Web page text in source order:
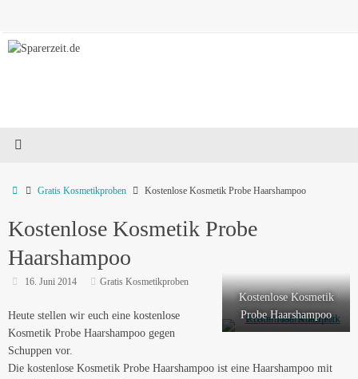
springen
StartGratis Kosmetikproben Kostenlose Kosmetik Probe Haarshampoo
Kostenlose Kosmetik Probe
Haarshampoo
16. Juni 2014 Gratis Kosmetikproben
Kostenlose Kosmetik
Probe Haarshampoo
Heute stellen wir euch eine kostenlose
Kosmetik Probe Haarshampoo gegen
Schuppen vor.
Die kostenlose Kosmetik Probe Haarshampoo ist eine Haarshampoo mit